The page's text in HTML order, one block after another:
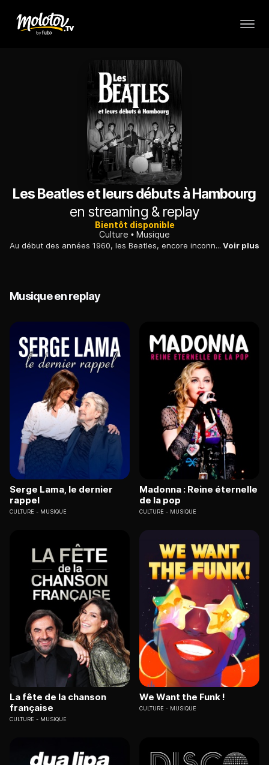
Les Beatles et leurs débuts à Hambourg
en streaming & replay
Bientôt disponible
Culture
Musique
Au début des années 1960, les Beatles, encore inconnus du grand public, font leurs armes scéniques dans les clubs de Hambourg. Retour sur les débuts du groupe mythique. Voir plus
Musique en replay
Serge Lama, le dernier
rappel
CULTURE MUSIQUE
Madonna : Reine éternelle
de la pop
CULTURE MUSIQUE
La fête de la chanson
française
CULTURE MUSIQUE
We Want the Funk !
CULTURE MUSIQUE